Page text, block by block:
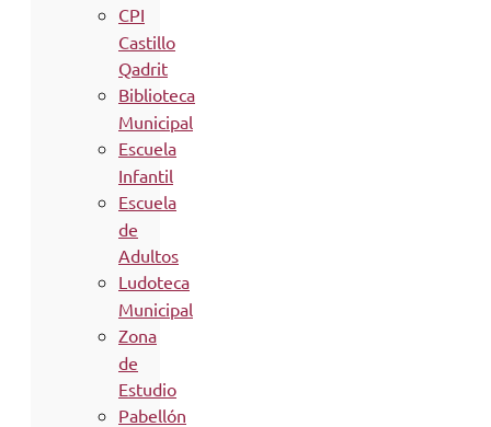
CPI
Castillo
Qadrit
Biblioteca
Municipal
Escuela
Infantil
Escuela
de
Adultos
Ludoteca
Municipal
Zona
de
Estudio
Pabellón